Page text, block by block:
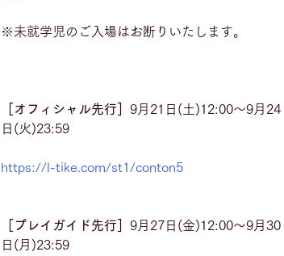
※未就学児のご入場はお断りいたします。
［オフィシャル先行］ 9月21日(土)12:00～9月24
日(火)23:59
https://l-tike.com/st1/conton5
［プレイガイド先行］ 9月27日(金)12:00～9月30
日(月)23:59